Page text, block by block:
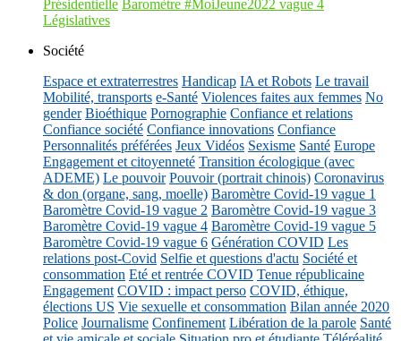
Présidentielle Baromètre #MoiJeune2022 vague 4
Législatives
Société
Espace et extraterrestres Handicap IA et Robots Le travail
Mobilité, transports e-Santé Violences faites aux femmes No
gender Bioéthique Pornographie Confiance et relations
Confiance société Confiance innovations Confiance
Personnalités préférées Jeux Vidéos Sexisme Santé Europe
Engagement et citoyenneté Transition écologique (avec
ADEME) Le pouvoir Pouvoir (portrait chinois) Coronavirus
& don (organe, sang, moelle) Baromètre Covid-19 vague 1
Baromètre Covid-19 vague 2 Baromètre Covid-19 vague 3
Baromètre Covid-19 vague 4 Baromètre Covid-19 vague 5
Baromètre Covid-19 vague 6 Génération COVID Les
relations post-Covid Selfie et questions d'actu Société et
consommation Eté et rentrée COVID Tenue républicaine
Engagement COVID : impact perso COVID, éthique,
élections US Vie sexuelle et consommation Bilan année 2020
Police Journalisme Confinement Libération de la parole Santé